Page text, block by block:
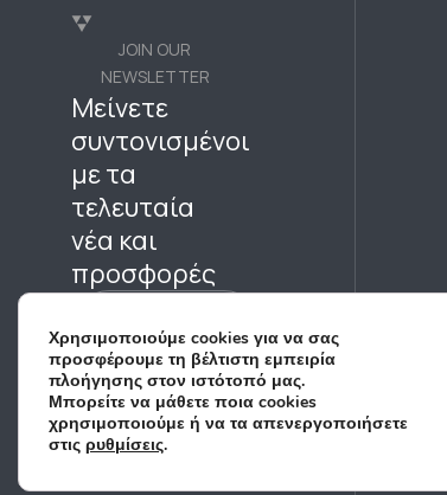
JOIN OUR
NEWSLETTER
Μείνετε
συντονισμένοι
με τα
τελευταία
νέα και
προσφορές
Subscribe Now
Χρησιμοποιούμε cookies για να σας
προσφέρουμε τη βέλτιστη εμπειρία
πλοήγησης στον ιστότοπό μας.
Μπορείτε να μάθετε ποια cookies
χρησιμοποιούμε ή να τα απενεργοποιήσετε
στις ρυθμίσεις.